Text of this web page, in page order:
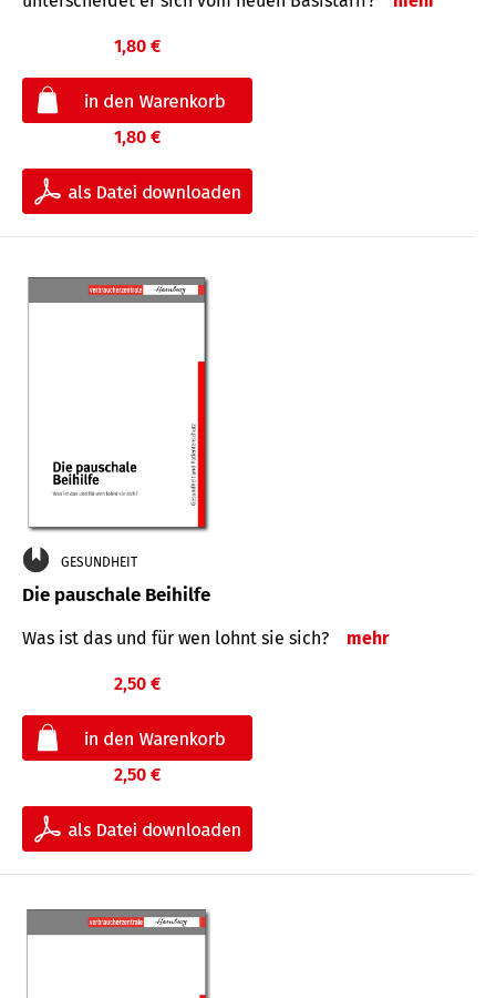
1,80 €
1,80 €
GESUNDHEIT
Die pauschale Beihilfe
Was ist das und für wen lohnt sie sich? mehr
2,50 €
2,50 €